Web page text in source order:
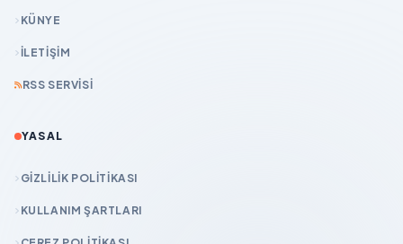
KÜNYE
İLETIŞIM
RSS SERVISI
YASAL
GIZLILIK POLITIKASI
KULLANIM ŞARTLARI